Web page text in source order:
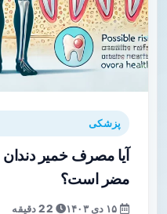
پزشکی
آیا مصرف خمیر
مضر است؟